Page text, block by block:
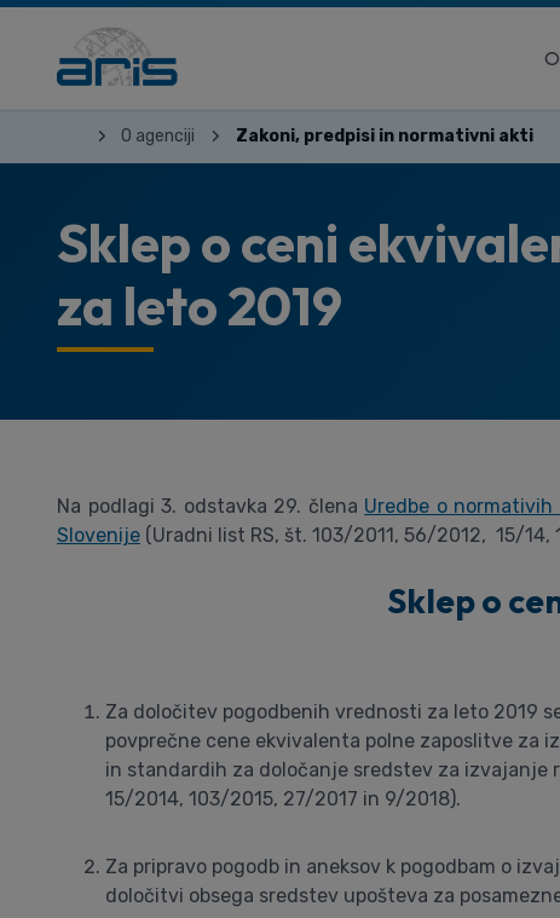
O agenciji Zakoni, predpisi in normativni akti
Sklep o ceni
za leto 2019
Na podlagi 3. odstavka 29. člena Uredbe o
Slovenije (Uradni list RS, št. 103/2011, 56/2012, 15/
Sklep o
Za določitev pogodbenih vrednosti za leto 2019
povprečne cene ekvivalenta polne zaposlitve za
in standardih za določanje sredstev za izvajanje
15/2014, 103/2015, 27/2017 in 9/2018).
Za pripravo pogodb in aneksov k pogodbam o
določitvi obsega sredstev upošteva za